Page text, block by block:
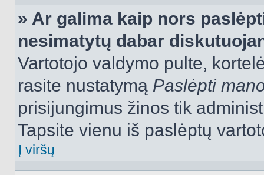
» Ar galima kaip nors
nesimatytų dabar
Vartotojo valdymo pulte,
rasite nustatymą Paslėpti
prisijungimus žinos tik
Tapsite vienu iš paslėptų
Į viršų